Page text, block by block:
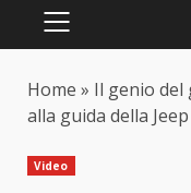
PRIMARY
Home » Il genio del
alla guida della
Video